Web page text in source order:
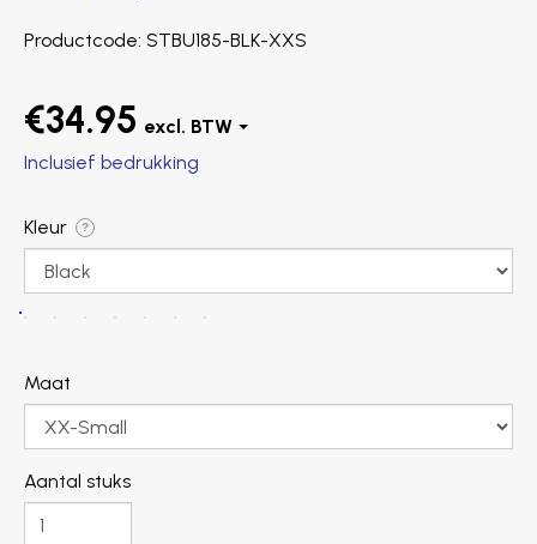
Productcode STBU185-BLK-XXS
€34.95
Inclusief bedrukking
Kleur ?
Maat
Aantal stuks